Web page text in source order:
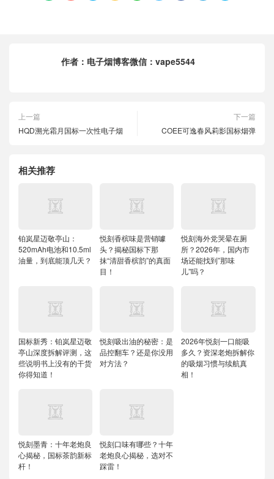
作者： 电子烟博客微信：vape5544
上一篇
HQD溯光霜月国标一次性电子烟
下一篇
COEE可逸春风莉影国标烟弹
相关推荐
铂岚星迈敬亭山：
520mAh电池和10.5ml
油量，到底能顶几天？
悦刻香槟味是营销噱
头？揭秘国标下那
抹“清甜香槟韵”的真面
目！
悦刻海外党哭晕在厕
所？2026年，国内市
场还能找到”那味
儿”吗？
国标新秀：铂岚星迈敬
亭山深度拆解评测，这
些说明书上没有的干货
你得知道！
悦刻吸出油的秘密：是
品控翻车？还是你没用
对方法？
2026年悦刻一口能吸
多久？资深老炮拆解你
的吸烟习惯与续航真
相！
悦刻墨青：十年老炮良
心揭秘，国标茶韵新标
杆！
悦刻口味有哪些？十年
老炮良心揭秘，选对不
踩雷！